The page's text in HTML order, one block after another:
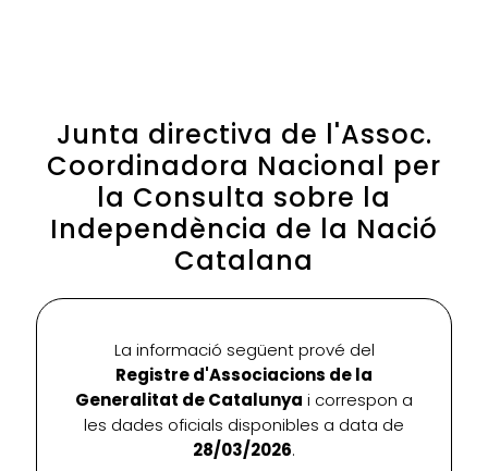
Junta directiva de l'Assoc.
Coordinadora Nacional per
la Consulta sobre la
Independència de la Nació
Catalana
La informació següent prové del
Registre d'Associacions de la
Generalitat de Catalunya i correspon a
les dades oficials disponibles a data de
28/03/2026.